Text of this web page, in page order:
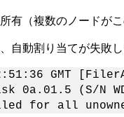
有（複数のノードが
自動割り当てが失敗し
GMT
(S/N
for all